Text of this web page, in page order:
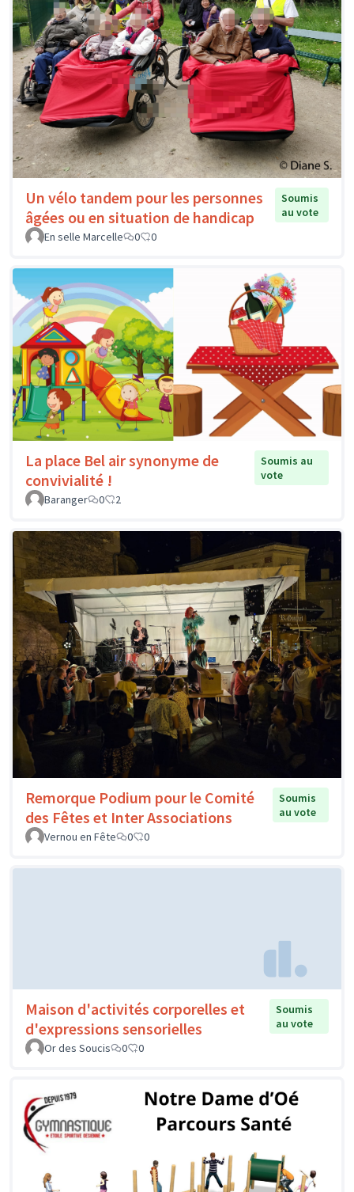
Un vélo tandem pour les personnes
âgées ou en situation de handicap
Soumis
au vote
En selle Marcelle
0 0
La place Bel air synonyme de
convivialité !
Soumis au
vote
Baranger
0 2
Remorque Podium pour le Comité
des Fêtes et Inter Associations
Soumis
au vote
Vernou en Fête
0 0
Maison d'activités corporelles et
d'expressions sensorielles
Soumis
au vote
Or des Soucis
0 0